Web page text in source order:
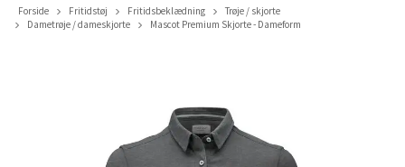
Forside Fritidstøj Fritidsbeklædning
Trøje / skjorte
Dametrøje / dameskjorte
Mascot Premium Skjorte - Dameform